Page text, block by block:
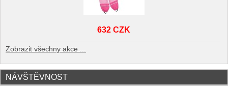
632 CZK
Zobrazit všechny akce ...
NÁVŠTĚVNOST